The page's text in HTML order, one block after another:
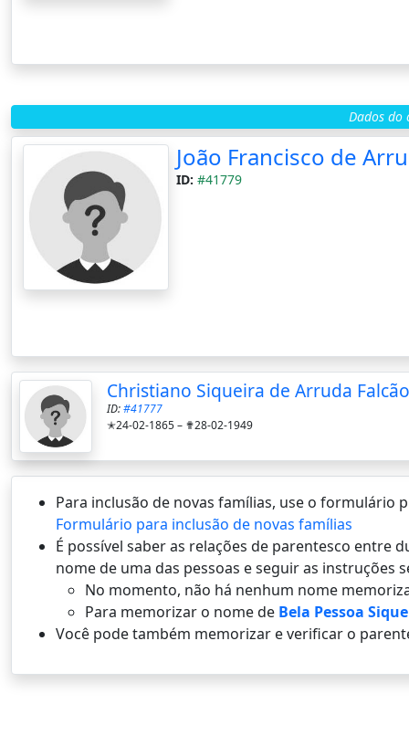
Dados do
João Francisco de
ID: #41779
Christiano Siqueira de Arruda Falcão
ID:#41777
✭24-02-1865 – ✟28-02-1949
Para inclusão de novas famílias, use o
Formulário para inclusão de novas famílias
É possí­vel saber as relações de parentesco entre
nome de uma das pessoas e seguir as instruções
No momento, não há nenhum nome
Para memorizar o nome de Bela Pessoa
Você pode também memorizar e verificar o